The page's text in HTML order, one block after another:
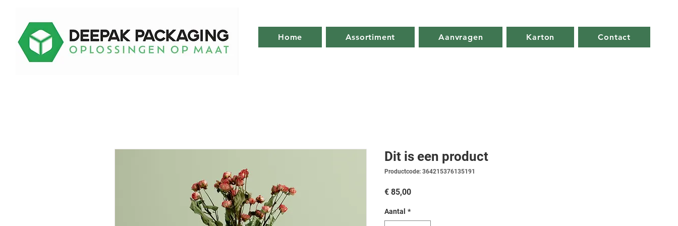
Home Assortiment Aanvragen Karton Contact
Dit is een product
Productcode: 364215376135191
€ 85,00Prijs
Aantal *